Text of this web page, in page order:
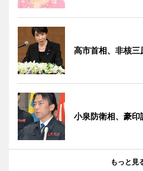
高市首相、非核三
小泉防衛相、豪印
もっと見